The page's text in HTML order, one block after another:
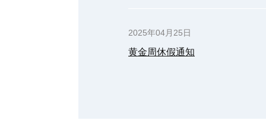
2025年04月25日
黄金周休假通知